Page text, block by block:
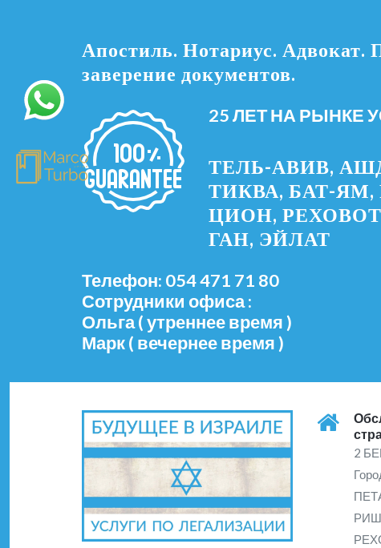
Апостиль. Нотариус. Адвокат.
заверение документов.
25 ЛЕТ НА РЫНКЕ
ТЕЛЬ-АВИВ,
ТИКВА, БАТ-
ЦИОН,
ГАН, ЭЙЛАТ
Телефон: 054 471 71 80
Сотрудники офиса :
Ольга ( утреннее время )
Марк ( вечернее время )
2